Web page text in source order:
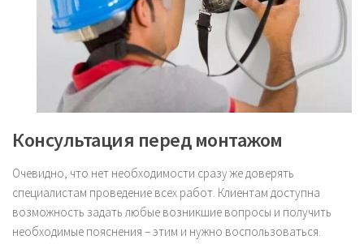
Консультация перед монтажом
Очевидно, что нет необходимости сразу же доверять
специалистам проведение всех работ. Клиентам доступна
возможность задать любые возникшие вопросы и получить
необходимые пояснения – этим и нужно воспользоваться.